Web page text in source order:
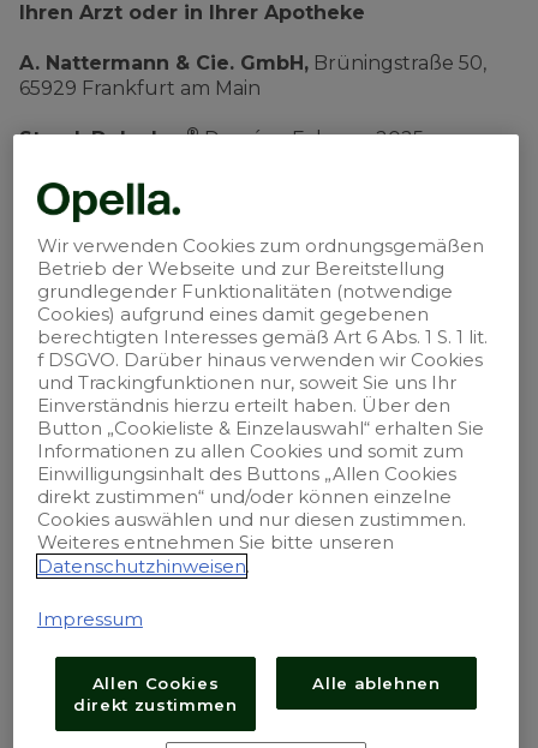
Ihren Arzt oder in Ihrer Apotheke
A. Nattermann & Cie. GmbH, Brüningstraße 50,
65929 Frankfurt am Main
Stand: DulcoLax®Dragées: Februar 2025;
Tropfen: Oktober 2024
Unser Unternehmen ist B Corp-
zertifiziert.
Impressum
Kontakt
Sitemap
Datenschutz
Nutzungsbedingungen
Wir verwenden Cookies zum ordnungsgemäßen
Betrieb der Webseite und zur Bereitstellung
grundlegender Funktionalitäten (notwendige
Cookies) aufgrund eines damit gegebenen
berechtigten Interesses gemäß Art 6 Abs. 1 S. 1 lit.
f DSGVO. Darüber hinaus verwenden wir Cookies
und Trackingfunktionen nur, soweit Sie uns Ihr
Einverständnis hierzu erteilt haben. Über den
Button „Cookieliste & Einzelauswahl“ erhalten Sie
Informationen zu allen Cookies und somit zum
Einwilligungsinhalt des Buttons „Allen Cookies
direkt zustimmen“ und/oder können einzelne
Cookies auswählen und nur diesen zustimmen.
Weiteres entnehmen Sie bitte unseren
Datenschutzhinweisen.
Impressum
Allen Cookies
direkt zustimmen
Alle ablehnen